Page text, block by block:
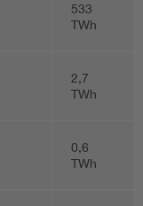
533
TWh
2,7
TWh
0,6
TWh